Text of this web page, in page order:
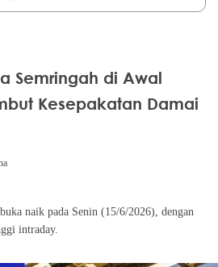
Semringah di Awal
Kesepakatan Damai
naik pada Senin (15/6/2026), dengan
intraday.